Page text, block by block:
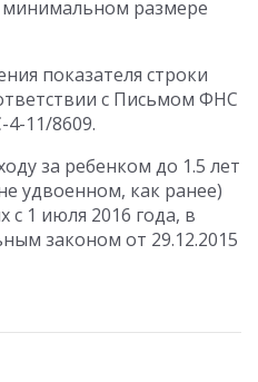
размере
показателя строки
с Письмом ФНС
4-11/8609.
за ребенком до 1.5 лет
удвоенном, как ранее)
с 1 июля 2016 года, в
законом от 29.12.2015